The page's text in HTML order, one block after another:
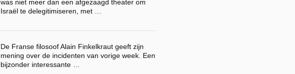
was niet meer dan een afgezaagd theater om
Israël te delegitimiseren, met …
De Franse filosoof Alain Finkelkraut geeft zijn
mening over de incidenten van vorige week. Een
bijzonder interessante …